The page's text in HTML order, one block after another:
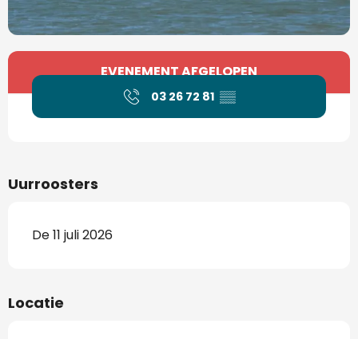
Openingstijden en contactgegevens
EVENEMENT AFGELOPEN
03 26 72 81 ▒▒
Uurroosters
De 11 juli 2026
Locatie